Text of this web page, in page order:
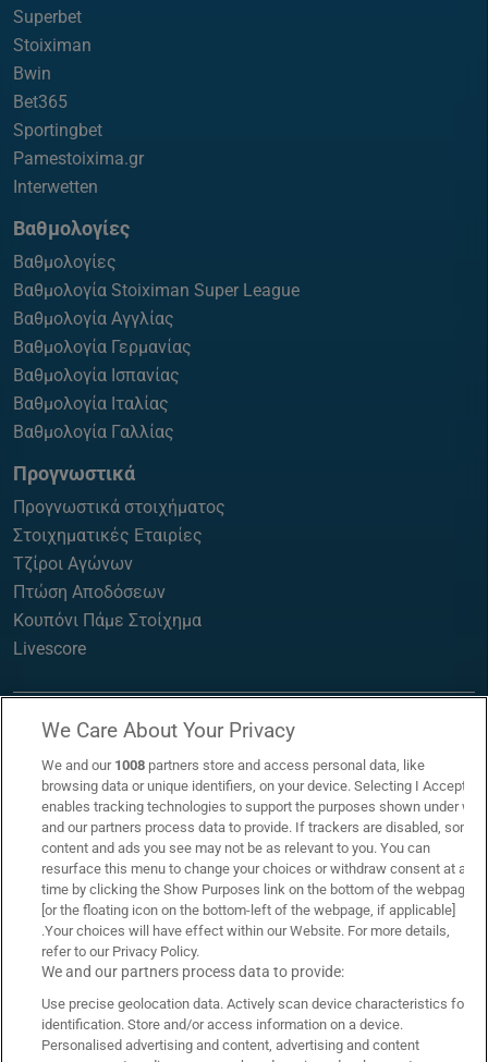
Superbet
Stoiximan
Bwin
Bet365
Sportingbet
Pamestoixima.gr
Interwetten
Βαθμολογίες
Βαθμολογίες
Βαθμολογία Stoiximan Super League
Βαθμολογία Αγγλίας
Βαθμολογία Γερμανίας
Βαθμολογία Ισπανίας
Βαθμολογία Ιταλίας
Βαθμολογία Γαλλίας
Προγνωστικά
Προγνωστικά στοιχήματος
Στοιχηματικές Εταιρίες
Τζίροι Αγώνων
Πτώση Αποδόσεων
Κουπόνι Πάμε Στοίχημα
Livescore
Επικοινωνία Links
Όροι Χρήσης Πολιτική Απορρήτου
We Care About Your Privacy
We and our 1008 partners store and access personal data, like
browsing data or unique identifiers, on your device. Selecting I Accept
enables tracking technologies to support the purposes shown under we
and our partners process data to provide. If trackers are disabled, some
content and ads you see may not be as relevant to you. You can
resurface this menu to change your choices or withdraw consent at any
time by clicking the Show Purposes link on the bottom of the webpage
[or the floating icon on the bottom-left of the webpage, if applicable]
.Your choices will have effect within our Website. For more details,
refer to our Privacy Policy.
We and our partners process data to provide:
Use precise geolocation data. Actively scan device characteristics for
identification. Store and/or access information on a device.
Personalised advertising and content, advertising and content